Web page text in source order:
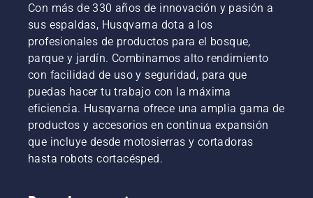
Con más de 330 años de innovación y pasión a
sus espaldas, Husqvarna dota a los
profesionales de productos para el bosque,
parque y jardín. Combinamos alto rendimiento
con facilidad de uso y seguridad, para que
puedas hacer tu trabajo con la máxima
eficiencia. Husqvarna ofrece una amplia gama de
productos y accesorios en continua expansión
que incluye desde motosierras y cortadoras
hasta robots cortacésped.